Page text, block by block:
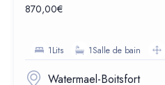
870,00€
1Lits 1Salle de bain
Watermael-Boitsfort